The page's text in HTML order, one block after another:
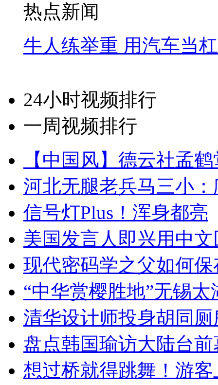
热点新闻
牛人练举重 用汽车当
24小时视频排行
一周视频排行
【中国风】德云社孟
河北无腿老兵马三小
信号灯Plus！浑身都亮
美国发言人即兴用中
现代密码学之父如何
“中华赏樱胜地”无锡
清华设计师投身胡同
盘点韩国瑜访大陆台
想过桥就得跳舞！游客